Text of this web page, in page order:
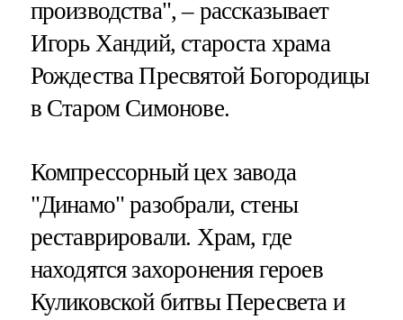
производства", – рассказывает
Игорь Хандий, староста храма
Рождества Пресвятой Богородицы
в Старом Симонове.
Компрессорный цех завода
"Динамо" разобрали, стены
реставрировали. Храм, где
находятся захоронения героев
Куликовской битвы Пересвета и